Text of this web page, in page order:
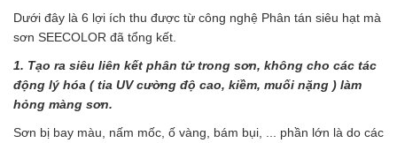
Dưới đây là 6 lợi ích thu được từ công nghệ Phân tán siêu hạt mà
sơn SEECOLOR đã tổng kết.
1. Tạo ra siêu liên kết phân tử trong sơn, không cho các tác
động lý hóa ( tia UV cường độ cao, kiềm, muối nặng ) làm
hỏng màng sơn.
Sơn bị bay màu, nấm mốc, ố vàng, bám bụi, ... phần lớn là do các